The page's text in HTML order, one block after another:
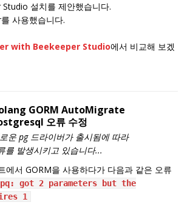
설치를 제안했습니다.
사용했습니다.
with Beekeeper Studio에서 비교해 보겠
GORM AutoMigrate
오류 수정
운 pg 드라이버가 출시됨에 따라
를 발생시키고 있습니다...
에서 GORM을 사용하다가 다음과 같은 오류
pq: got 2 parameters but the
1